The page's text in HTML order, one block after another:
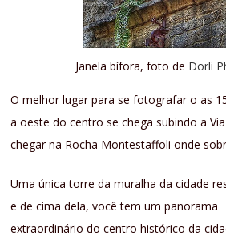
Janela bífora, foto de Dorli
O melhor lugar para se fotografar o as
a oeste do centro se chega subindo a
chegar na Rocha Montestaffoli onde
Uma única torre da muralha da cidade
e de cima dela, você tem um panorama
extraordinário do centro histórico da